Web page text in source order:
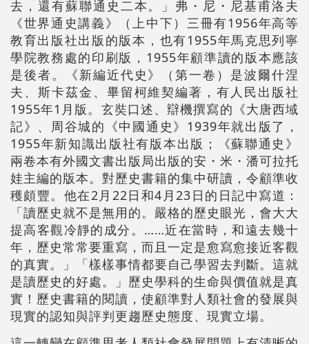
去，還有蘇聯通史二本。」弗・尼・尼基甫洛夫
《世界通史講義》（上中下）三冊有1956年高等
教育出版社出版的版本，也有1955年馬克思列寧
學院教務處的印刷版，1955年顧準讀的版本應該
是後者。《新編近代史》（第一卷）是波爾什涅
夫、斯卡茲金、畢留柯維契編著，有人民出版社
1955年1月版。玄奘口述、辯機撰寫的《大唐西域
記》、周谷城的《中國通史》1939年就出版了，
1955年新知識出版社有版本出版；《蘇聯通史》
兩卷本有外國文書出版局出版的安・米・潘可拉托
娃主編的版本。對歷史書籍的集中研讀，令顧準收
穫頗豐。他在2月22日和4月23日的日記中寫道：
「讀歷史就不是無用的。嚴格的歷史眼光，會大大
提高客觀冷靜的成分。……近在當時，和遠去幾十
年，歷史常常要重寫，而且一定是愈寫愈接近客觀
的真實。」「樣樣事情都要自己學習去判斷。這就
是讀歷史的好處。」歷史學科的生命與價值就是真
實！歷史書籍的閱讀，使顧準對人類社會的發展與
現實的認知與評判更趨歷史態度、現實立場。